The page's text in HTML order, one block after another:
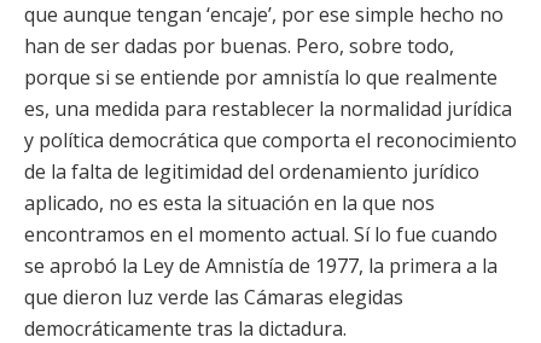
que aunque tengan ‘encaje’, por ese simple hecho no
han de ser dadas por buenas. Pero, sobre todo,
porque si se entiende por amnistía lo que realmente
es, una medida para restablecer la normalidad jurídica
y política democrática que comporta el reconocimiento
de la falta de legitimidad del ordenamiento jurídico
aplicado, no es esta la situación en la que nos
encontramos en el momento actual. Sí lo fue cuando
se aprobó la Ley de Amnistía de 1977, la primera a la
que dieron luz verde las Cámaras elegidas
democráticamente tras la dictadura.